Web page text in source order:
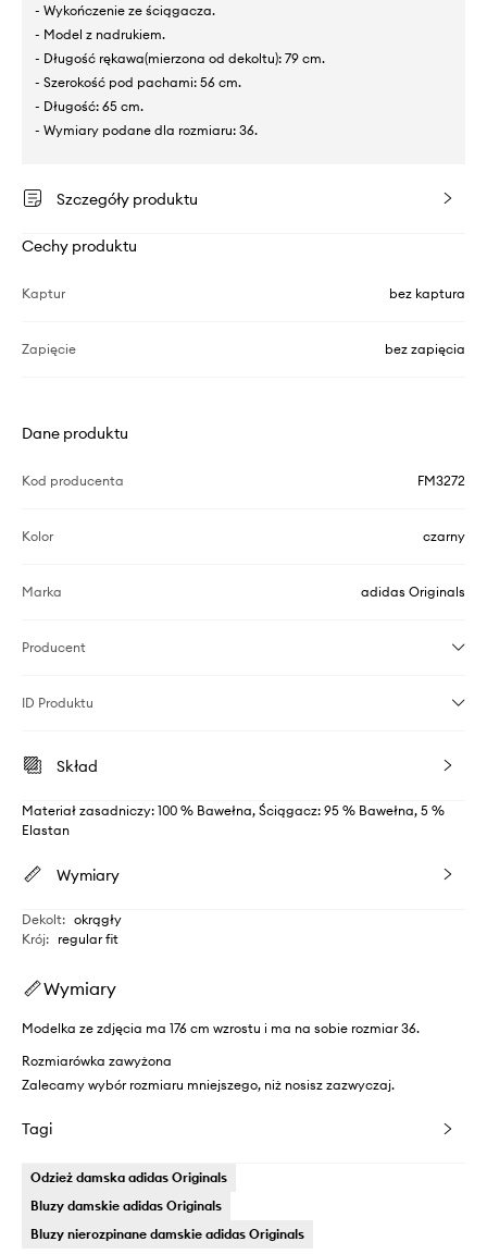
- Wykończenie ze ściągacza.
- Model z nadrukiem.
- Długość rękawa(mierzona od dekoltu): 79 cm.
- Szerokość pod pachami: 56 cm.
- Długość: 65 cm.
- Wymiary podane dla rozmiaru: 36.
Szczegóły produktu
Cechy produktu
Kaptur bez kaptura
Zapięcie bez zapięcia
Dane produktu
Kod producenta FM3272
Kolor czarny
Marka adidas Originals
Producent
ID Produktu
Skład
Materiał zasadniczy: 100 % Bawełna, Ściągacz: 95 % Bawełna, 5 %
Elastan
Wymiary
Dekolt: okrągły
Krój: regular fit
Wymiary
Modelka ze zdjęcia ma 176 cm wzrostu i ma na sobie rozmiar 36.
Rozmiarówka zawyżona
Zalecamy wybór rozmiaru mniejszego, niż nosisz zazwyczaj.
Tagi
Odzież damska adidas Originals
Bluzy damskie adidas Originals
Bluzy nierozpinane damskie adidas Originals